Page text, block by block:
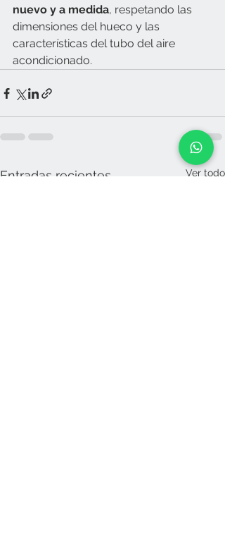
nuevo y a medida, respetando las
dimensiones del hueco y las
características del tubo del aire
acondicionado.
Entradas recientes Ver todo